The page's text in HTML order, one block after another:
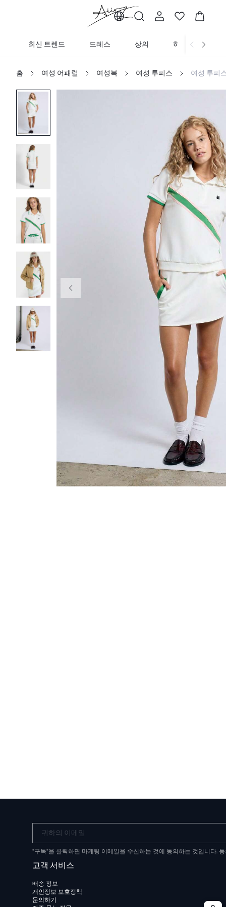
최신 트렌드 드레스 상의 하의
홈 여성 어패럴 여성복 여성 투피스 여성 투피
귀하의 이메일
"구독"을 클릭하면 마케팅 이메일을 수신하는 것에 동의하는 것입니다.
고객 서비스
배송 정보
개인정보 보호정책
문의하기